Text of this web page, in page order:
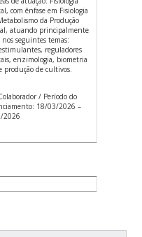
com ênfase em Fisiologia
da Produção
atuando principalmente
nos seguintes temas:
reguladores
enzimologia, biometria
produção de cultivos.
/ Período do
18/03/2026 –
2026